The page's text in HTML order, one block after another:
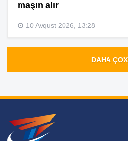
maşın alır
10 Avqust 2026, 13:28
DAHA ÇOX